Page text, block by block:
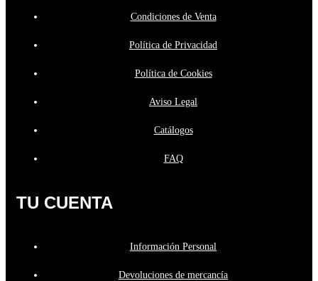
Condiciones de Venta
Política de Privacidad
Política de Cookies
Aviso Legal
Catálogos
FAQ
TU CUENTA
Información Personal
Devoluciones de mercancía